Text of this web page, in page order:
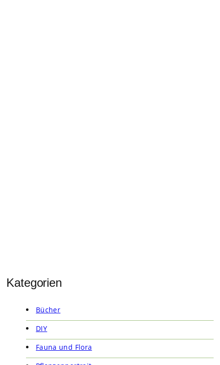
Kategorien
Bücher
DIY
Fauna und Flora